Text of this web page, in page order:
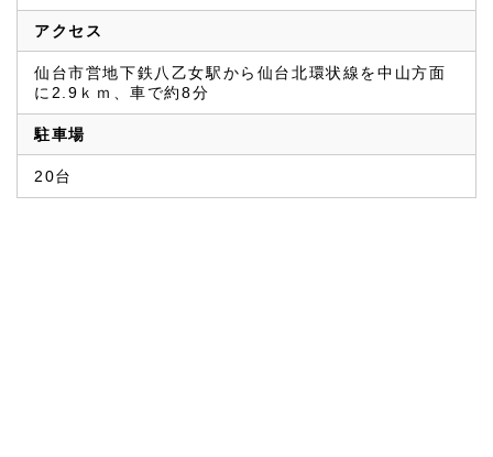
アクセス
仙台市営地下鉄八乙女駅から仙台北環状線を中山方面
に2.9ｋｍ、車で約8分
駐車場
20台